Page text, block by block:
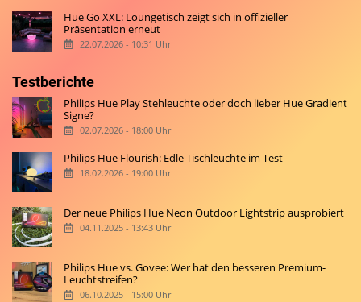
Hue Go XXL: Loungetisch zeigt sich in offizieller
Präsentation erneut
22.07.2026 - 10:31 Uhr
Testberichte
Philips Hue Play Stehleuchte oder doch lieber Hue Gradient
Signe?
02.07.2026 - 18:00 Uhr
Philips Hue Flourish: Edle Tischleuchte im Test
18.02.2026 - 19:00 Uhr
Der neue Philips Hue Neon Outdoor Lightstrip ausprobiert
04.11.2025 - 13:43 Uhr
Philips Hue vs. Govee: Wer hat den besseren Premium-
Leuchtstreifen?
06.10.2025 - 15:00 Uhr